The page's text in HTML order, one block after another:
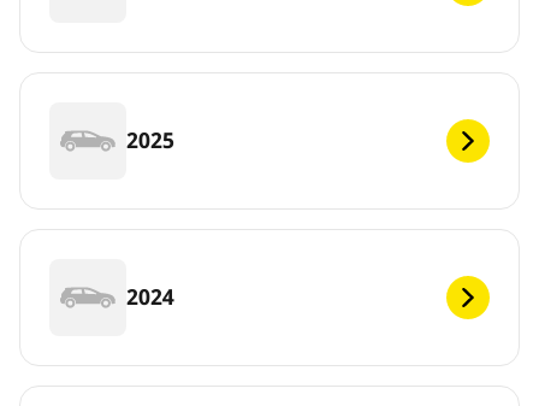
2025
2024